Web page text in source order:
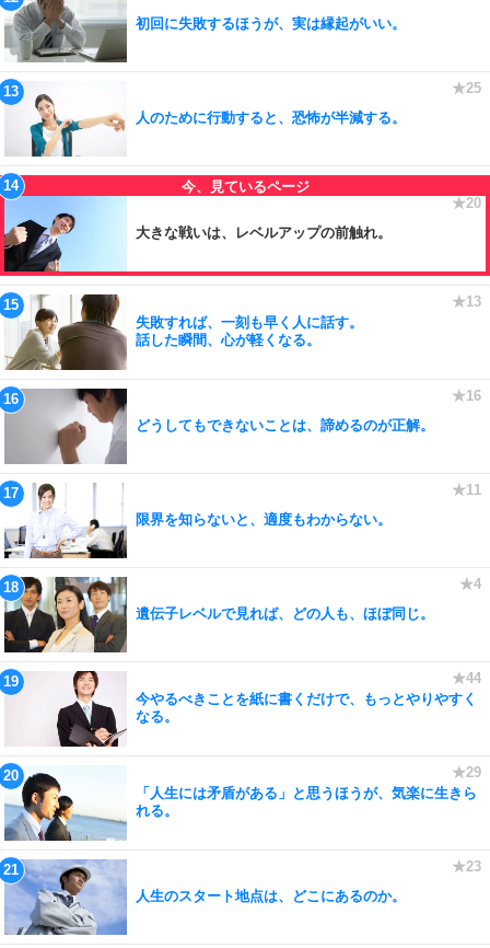
初回に失敗するほうが、実は縁起がいい。
人のために行動すると、恐怖が半減する。
大きな戦いは、レベルアップの前触れ。
失敗すれば、一刻も早く人に話す。
話した瞬間、心が軽くなる。
どうしてもできないことは、諦めるのが正解。
限界を知らないと、適度もわからない。
遺伝子レベルで見れば、どの人も、ほぼ同じ。
今やるべきことを紙に書くだけで、もっとやりやすく
なる。
「人生には矛盾がある」と思うほうが、気楽に生きら
れる。
人生のスタート地点は、どこにあるのか。